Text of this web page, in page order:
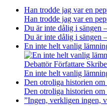
Han trodde jag var en
Han trodde jag var en
Du är inte dålig i sängen
Du är inte dålig i sängen
En inte helt vanlig
En inte helt vanlig
Den otroliga historien om
Den otroliga historien om
”Ingen, verkligen ingen,